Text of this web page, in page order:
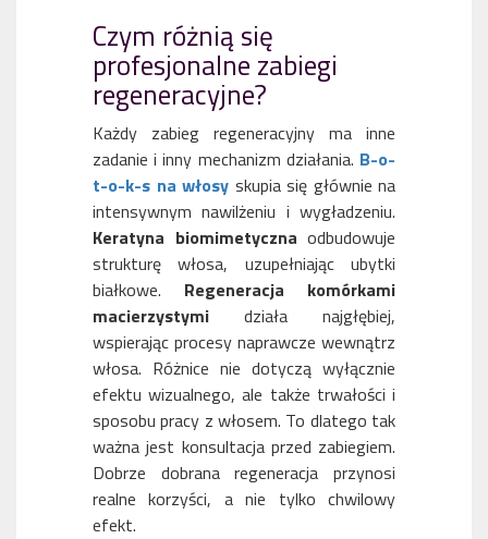
Czym różnią się
profesjonalne zabiegi
regeneracyjne?
Każdy zabieg regeneracyjny ma inne
zadanie i inny mechanizm działania. B-o-
t-o-k-s na włosy skupia się głównie na
intensywnym nawilżeniu i wygładzeniu.
Keratyna biomimetyczna odbudowuje
strukturę włosa, uzupełniając ubytki
białkowe. Regeneracja komórkami
macierzystymi działa najgłębiej,
wspierając procesy naprawcze wewnątrz
włosa. Różnice nie dotyczą wyłącznie
efektu wizualnego, ale także trwałości i
sposobu pracy z włosem. To dlatego tak
ważna jest konsultacja przed zabiegiem.
Dobrze dobrana regeneracja przynosi
realne korzyści, a nie tylko chwilowy
efekt.